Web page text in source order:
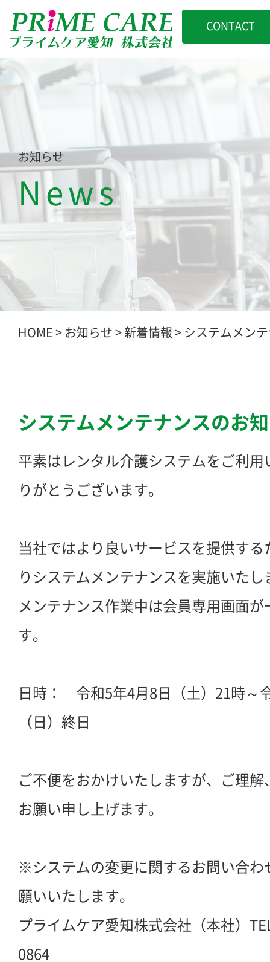
CONTACT
お知らせ
News
HOME > お知らせ > 新着情報 > システムメン
システムメンテナンスのお
平素はレンタル介護システムをご利用
りがとうございます。
当社ではより良いサービスを提供する
りシステムメンテナンスを実施いたし
メンテナンス作業中は会員専用画面が
す。
日時： 令和5年4月8日（土）21時～
（日）終日
ご不便をおかけいたしますが、ご理解
お願い申し上げます。
※システムの変更に関するお問い合わ
願いいたします。
プライムケア愛知株式会社（本社）
0864